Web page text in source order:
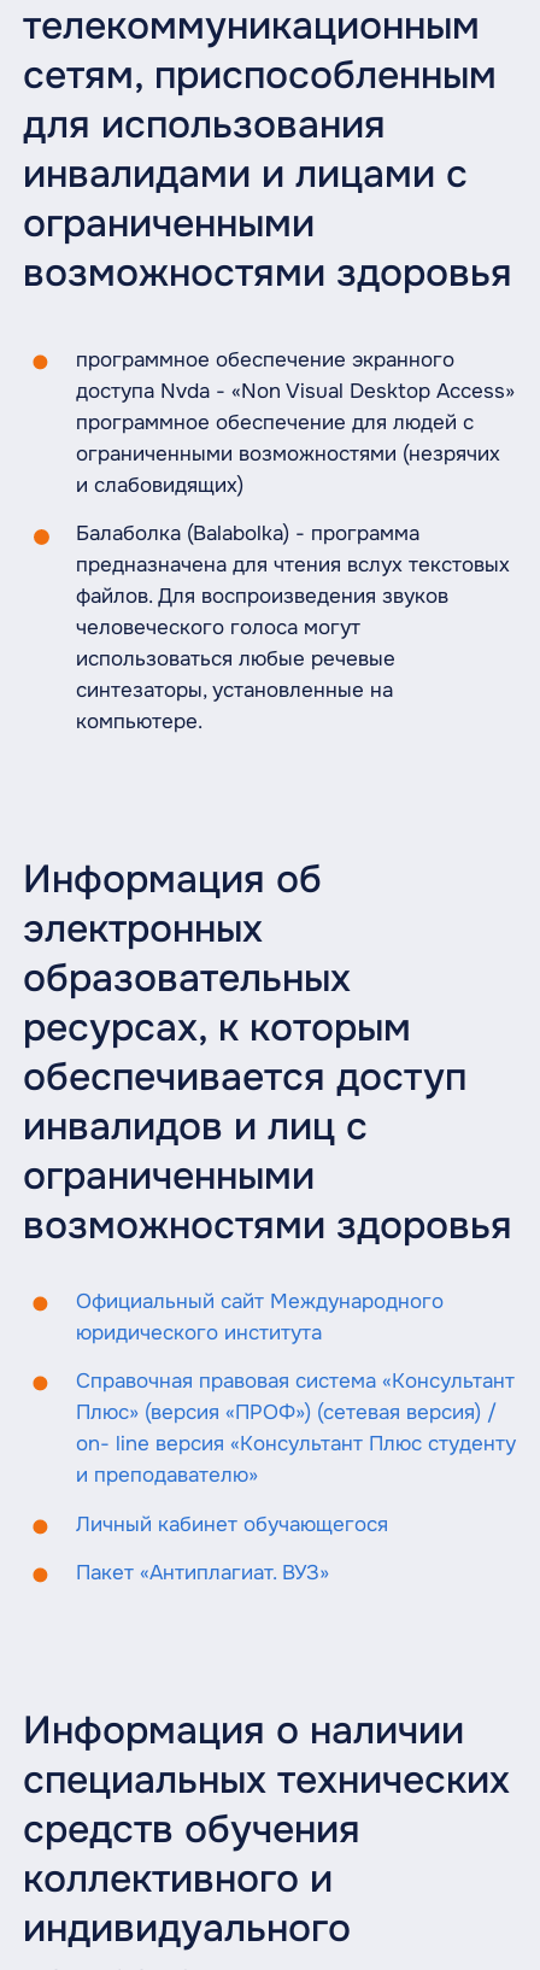
телекоммуникационным
сетям, приспособленным
для использования
инвалидами и лицами с
ограниченными
возможностями здоровья
программное обеспечение экранного
доступа Nvda - «Non Visual Desktop Access»
программное обеспечение для людей с
ограниченными возможностями (незрячих
и слабовидящих)
Балаболка (Balabolka) - программа
предназначена для чтения вслух текстовых
файлов. Для воспроизведения звуков
человеческого голоса могут
использоваться любые речевые
синтезаторы, установленные на
компьютере.
Информация об
электронных
образовательных
ресурсах, к которым
обеспечивается доступ
инвалидов и лиц с
ограниченными
возможностями здоровья
Официальный сайт Международного
юридического института
Справочная правовая система «Консультант
Плюс» (версия «ПРОФ») (сетевая версия) /
on- line версия «Консультант Плюс студенту
и преподавателю»
Личный кабинет обучающегося
Пакет «Антиплагиат. ВУЗ»
Информация о наличии
специальных технических
средств обучения
коллективного и
индивидуального